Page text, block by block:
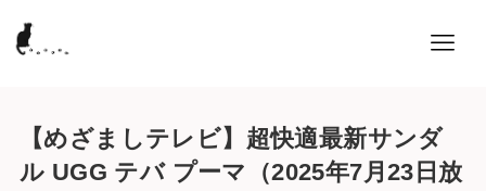
【めざましテレビ】超快適最新サンダ
ル UGG テバ プーマ（2025年7月23日放